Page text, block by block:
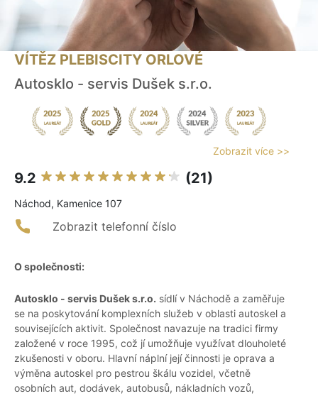
VÍTĚZ PLEBISCITY ORLOVÉ
Autosklo - servis Dušek s.r.o.
Zobrazit více >>
9.2 (21)
Náchod, Kamenice 107
Zobrazit telefonní číslo
O společnosti:
Autosklo - servis Dušek s.r.o. sídlí v Náchodě a zaměřuje
se na poskytování komplexních služeb v oblasti autoskel a
souvisejících aktivit. Společnost navazuje na tradici firmy
založené v roce 1995, což jí umožňuje využívat dlouholeté
zkušenosti v oboru. Hlavní náplní její činnosti je oprava a
výměna autoskel pro pestrou škálu vozidel, včetně
osobních aut, dodávek, autobusů, nákladních vozů,